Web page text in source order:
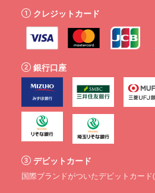
クレジットカード
銀行口座
デビットカード
国際ブランドがついたデビットカード